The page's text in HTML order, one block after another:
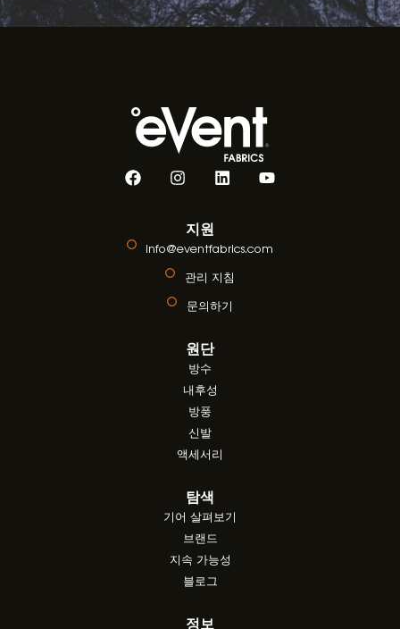
지원
info@eventfabrics.com
관리 지침
문의하기
원단
방수
내후성
방풍
신발
액세서리
탐색
기어 살펴보기
브랜드
지속 가능성
블로그
정보